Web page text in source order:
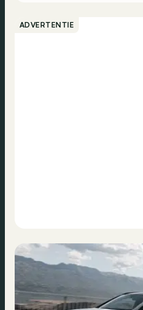
ADVERTENTIE